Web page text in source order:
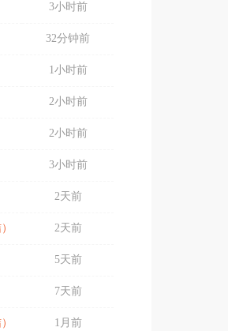
3小时前
32分钟前
1小时前
2小时前
2小时前
3小时前
2天前
2天前
5天前
7天前
1月前